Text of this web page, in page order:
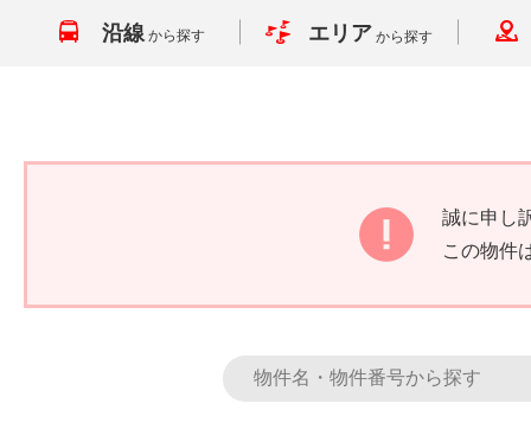
沿線 から探す エリア から探す
誠に申し
この物件